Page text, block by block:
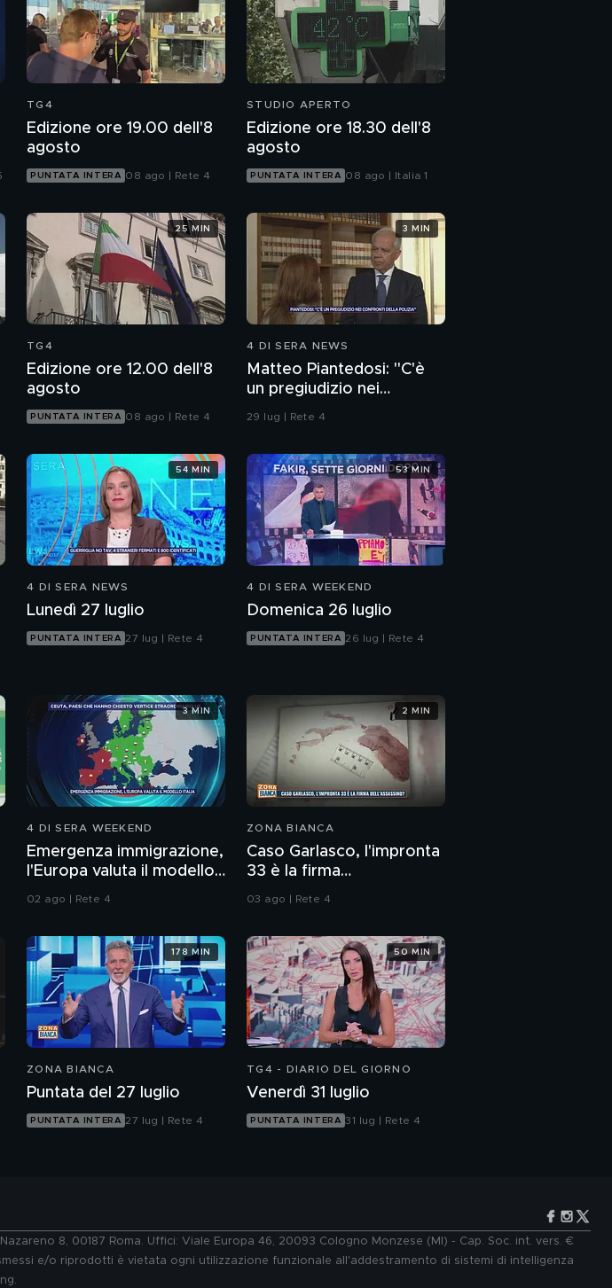
TG4
Edizione ore 19.00 dell'8
agosto
PUNTATA INTERA 08 ago | Rete 4
STUDIO APERTO
Edizione ore 18.30 dell'8
agosto
PUNTATA INTERA 08 ago | Italia 1
TG4
Edizione ore 12.00 dell'8
agosto
PUNTATA INTERA 08 ago | Rete 4
25 MIN
4 DI SERA NEWS
Matteo Piantedosi: "C'è
un pregiudizio nei
confronti della polizia"
29 lug | Rete 4
3 MIN
4 DI SERA NEWS
Lunedì 27 luglio
PUNTATA INTERA 27 lug | Rete 4
54 MIN
4 DI SERA WEEKEND
Domenica 26 luglio
PUNTATA INTERA 26 lug | Rete 4
53 MIN
4 DI SERA WEEKEND
Emergenza immigrazione,
l'Europa valuta il modello
02 ago | Rete 4
3 MIN
ZONA BIANCA
Caso Garlasco, l'impronta
33 è la firma
dell'assassino?
03 ago | Rete 4
2 MIN
ZONA BIANCA
Puntata del 27 luglio
PUNTATA INTERA 27 lug | Rete 4
178 MIN
TG4 - DIARIO DEL GIORNO
Venerdì 31 luglio
PUNTATA INTERA 31 lug | Rete 4
50 MIN
8, 00187 Roma. Uffici: Viale Europa 46, 20093 Cologno Monzese (MI) - Cap. Soc. int. vers. €
e/o riprodotti è vietata ogni utilizzazione funzionale all'addestramento di sistemi di intelligenza